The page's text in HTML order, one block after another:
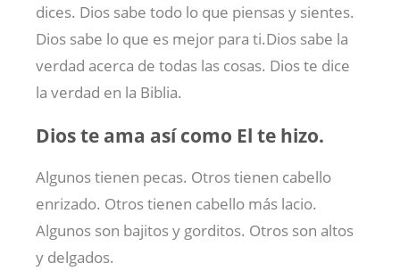
dices. Dios sabe todo lo que piensas y sientes.
Dios sabe lo que es mejor para ti.Dios sabe la
verdad acerca de todas las cosas. Dios te dice
la verdad en la Biblia.
Dios te ama así como El te hizo.
Algunos tienen pecas. Otros tienen cabello
enrizado. Otros tienen cabello más lacio.
Algunos son bajitos y gorditos. Otros son altos
y delgados.